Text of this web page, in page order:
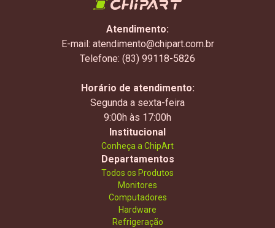
Atendimento:
E-mail: atendimento@chipart.com.br
Telefone: (83) 99118-5826
Horário de atendimento:
Segunda a sexta-feira
9:00h às 17:00h
Institucional
Conheça a ChipArt
Departamentos
Todos os Produtos
Monitores
Computadores
Hardware
Refrigeração